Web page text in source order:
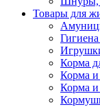
Товары для
Корма
Корма и
Корма и